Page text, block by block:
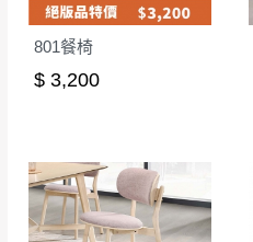
801餐椅
$ 3,200